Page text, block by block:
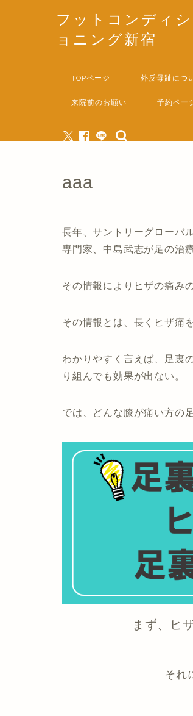
フットコンディシ
ョニング新宿
TOPページ 外反母趾につ
来院前のお願い 予約ペー
aaa
長年、サントリーグローバ
専門家、中島武志が足の治
その情報によりヒザの痛み
その情報とは、長くヒザ痛
わかりやすく言えば、足裏
り組んでも効果が出ない。
では、どんな膝が痛い方の
まず、ヒ
それ